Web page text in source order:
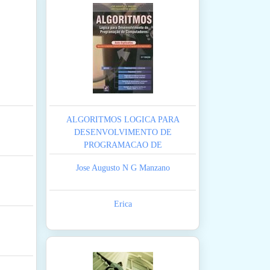
ALGORITMOS LOGICA PARA
DESENVOLVIMENTO DE
PROGRAMACAO DE
Jose Augusto N G Manzano
Erica